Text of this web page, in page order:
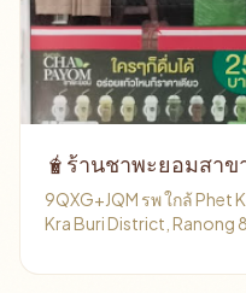
🧋ร้านชาพะยอมสาข
9QXG+JQM รพ ใกล้ Phet
Kra Buri District, Ranong